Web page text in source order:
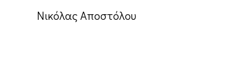
Νικόλας Αποστόλου